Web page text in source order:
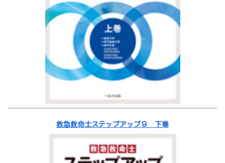
救急救命士ステップアップ９ 下巻